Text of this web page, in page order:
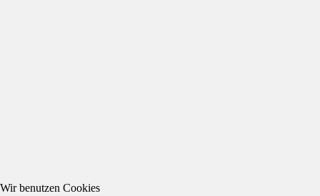
Wir benutzen Cookies